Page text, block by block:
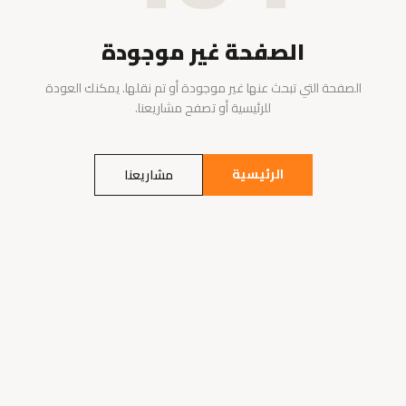
الصفحة غير موجودة
الصفحة التي تبحث عنها غير موجودة أو تم نقلها. يمكنك العودة
للرئيسية أو تصفح مشاريعنا.
الرئيسية مشاريعنا